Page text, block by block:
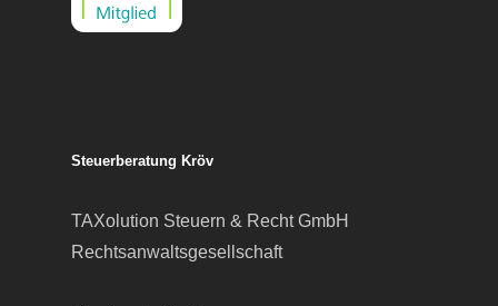
Steuerberatung Kröv
TAXolution Steuern & Recht GmbH
Rechtsanwaltsgesellschaft